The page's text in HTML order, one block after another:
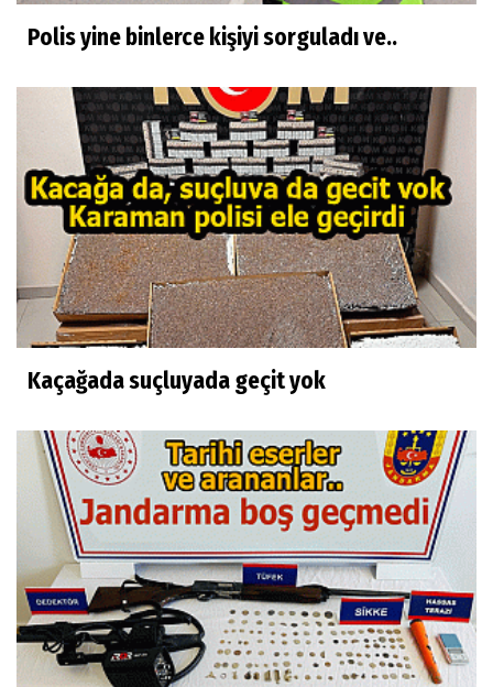
Polis yine binlerce kişiyi sorguladı ve..
Kaçağada suçluyada geçit yok